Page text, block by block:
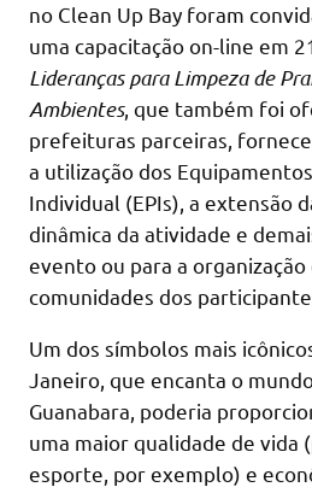
no Clean Up Bay foram
uma capacitação on-line em
Lideranças para Limpeza de
Ambientes, que também foi
prefeituras parceiras,
a utilização dos
Individual (EPIs), a extensão
dinâmica da atividade e
evento ou para a organização
comunidades dos
Um dos símbolos mais
Janeiro, que encanta o
Guanabara, poderia
uma maior qualidade de vida
esporte, por exemplo) e